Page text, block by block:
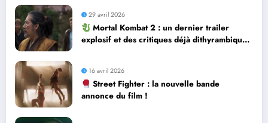
29 avril 2026
Mortal Kombat 2 : un dernier trailer
explosif et des critiques déjà dithyrambiques
16 avril 2026
Street Fighter : la nouvelle bande
annonce du film !